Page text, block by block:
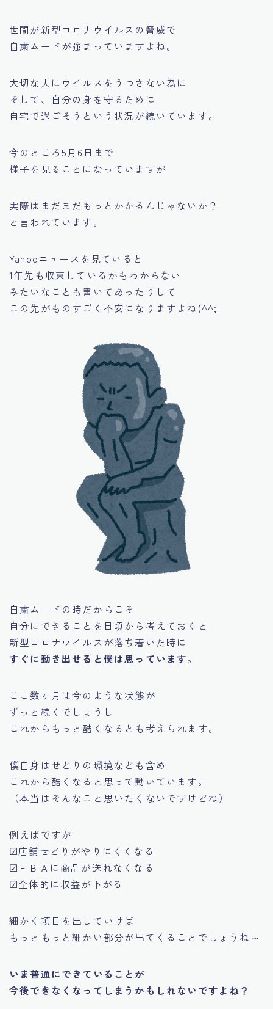
世間が新型コロナウイルスの脅威で
自粛ムードが強まっていますよね。
大切な人にウイルスをうつさない為に
そして、自分の身を守るために
自宅で過ごそう という状況が続いています。
今のところ5月6日まで
様子を見ることになっていますが
実際はまだまだもっとかかるんじゃないか？
と言われています。
Yahooニュースを見ていると
1年先も収束しているかもわからない
みたいなことも書いてあったりして
この先がものすごく不安になりますよね(^^;
自粛ムードの時だからこそ
自分にできることを日頃から考えておくと
新型コロナウイルスが落ち着いた時に
すぐに動き出せると僕は思っています。
ここ数ヶ月は今のような状態が
ずっと続くでしょうし
これからもっと酷くなるとも考えられます。
僕自身はせどりの環境なども含め
これから酷くなると思って動いています。
（本当はそんなこと思いたくないですけどね）
例えばですが
☑店舗せどりがやりにくくなる
☑ＦＢＡに商品が送れなくなる
☑全体的に収益が下がる
細かく項目を出していけば
もっともっと細かい部分が出てくることでしょうね～
いま普通にできていることが
今後できなくなってしまうかもしれないですよね？